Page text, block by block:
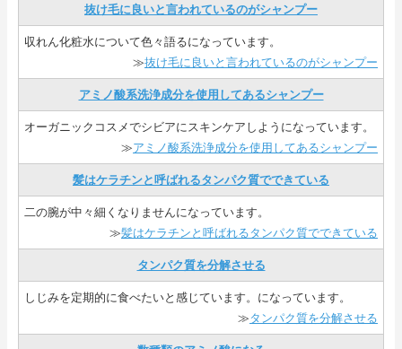
抜け毛に良いと言われているのがシャンプー
収れん化粧水について色々語るになっています。
≫抜け毛に良いと言われているのがシャンプー
アミノ酸系洗浄成分を使用してあるシャンプー
オーガニックコスメでシビアにスキンケアしようになっています。
≫アミノ酸系洗浄成分を使用してあるシャンプー
髪はケラチンと呼ばれるタンパク質でできている
二の腕が中々細くなりませんになっています。
≫髪はケラチンと呼ばれるタンパク質でできている
タンパク質を分解させる
しじみを定期的に食べたいと感じています。になっています。
≫タンパク質を分解させる